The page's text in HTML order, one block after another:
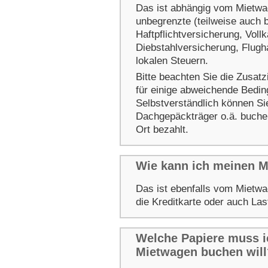
Das ist abhängig vom
unbegrenzte (teilweise auch
Haftpflichtversicherung,
Diebstahlversicherung,
lokalen Steuern.
Bitte beachten Sie die
für einige abweichende
Selbstverständlich können
Dachgepäckträger o.ä.
Ort bezahlt.
Wie kann ich meinen
Das ist ebenfalls vom
die Kreditkarte oder auch
Welche Papiere muss
Mietwagen buchen